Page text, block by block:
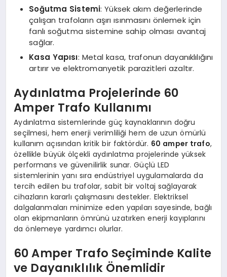
Soğutma Sistemi: Yüksek akım değerlerinde
çalışan trafoların aşırı ısınmasını önlemek için
fanlı soğutma sistemine sahip olması avantaj
sağlar.
Kasa Yapısı: Metal kasa, trafonun dayanıklılığını
artırır ve elektromanyetik parazitleri azaltır.
Aydınlatma Projelerinde 60
Amper Trafo Kullanımı
Aydınlatma sistemlerinde güç kaynaklarının doğru
seçilmesi, hem enerji verimliliği hem de uzun ömürlü
kullanım açısından kritik bir faktördür. 60 amper trafo,
özellikle büyük ölçekli aydınlatma projelerinde yüksek
performans ve güvenilirlik sunar. Güçlü LED
sistemlerinin yanı sıra endüstriyel uygulamalarda da
tercih edilen bu trafolar, sabit bir voltaj sağlayarak
cihazların kararlı çalışmasını destekler. Elektriksel
dalgalanmaları minimize eden yapıları sayesinde, bağlı
olan ekipmanların ömrünü uzatırken enerji kayıplarını
da önlemeye yardımcı olurlar.
60 Amper Trafo Seçiminde Kalite
ve Dayanıklılık Önemlidir